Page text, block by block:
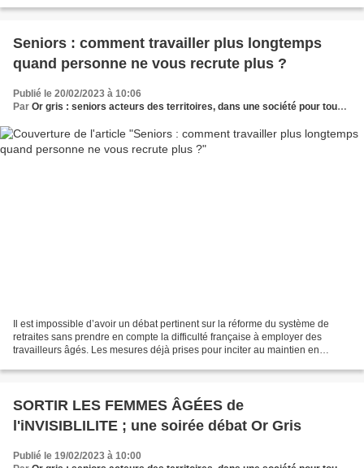
Seniors : comment travailler plus longtemps
quand personne ne vous recrute plus ?
Publié le 20/02/2023 à 10:06
Par Or gris : seniors acteurs des territoires, dans une société pour tous les âges
Il est impossible d’avoir un débat pertinent sur la réforme du système de
retraites sans prendre en compte la difficulté française à employer des
travailleurs âgés. Les mesures déjà prises pour inciter au maintien en
SORTIR LES FEMMES ÂGÉES de
l'iNVISIBLILITE ; une soirée débat Or Gris
Publié le 19/02/2023 à 10:00